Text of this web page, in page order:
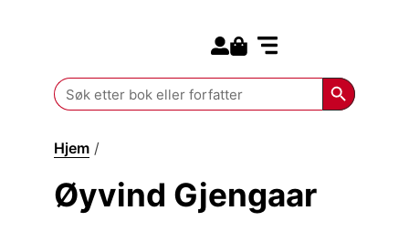
Search
for:
Search
Hjem /
Øyvind Gjengaar